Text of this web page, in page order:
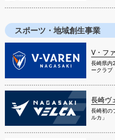
スポーツ・地域創生事業
V・フ
長崎県内
ークラブ
長崎ヴ
長崎初の
ルカ」